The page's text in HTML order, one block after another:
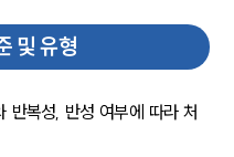
및 유형
반복성, 반성 여부에 따라 처